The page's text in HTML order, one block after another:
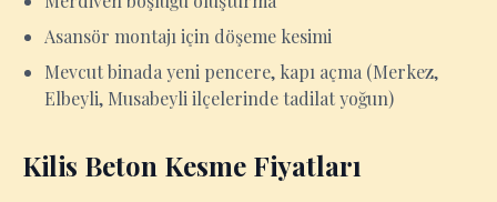
Asansör montajı için döşeme kesimi
Mevcut binada yeni pencere, kapı açma (Merkez,
Elbeyli, Musabeyli ilçelerinde tadilat yoğun)
Kilis Beton Kesme Fiyatları